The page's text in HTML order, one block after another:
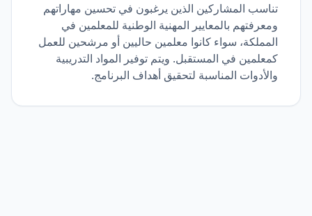
تناسب المشاركين الذين يرغبون في تحسين مهاراتهم
ومعرفتهم بالمعايير المهنية الوطنية للمعلمين في
المملكة، سواء كانوا معلمين حاليين أو مرشحين للعمل
كمعلمين في المستقبل. ويتم توفير المواد التدريبية
والأدوات المناسبة لتحقيق أهداف البرنامج.